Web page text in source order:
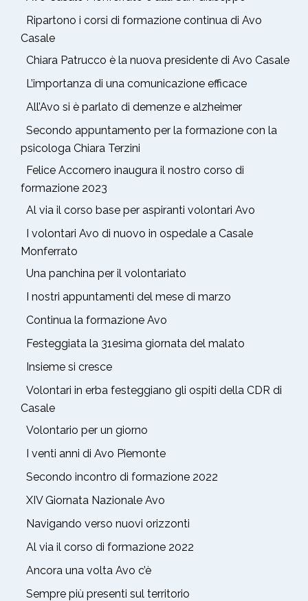
Ripartono i corsi di formazione continua di Avo
Casale
Chiara Patrucco è la nuova presidente di Avo Casale
L’importanza di una comunicazione efficace
All’Avo si è parlato di demenze e alzheimer
Secondo appuntamento per la formazione con la
psicologa Chiara Terzini
Felice Accornero inaugura il nostro corso di
formazione 2023
Al via il corso base per aspiranti volontari Avo
I volontari Avo di nuovo in ospedale a Casale
Monferrato
Una panchina per il volontariato
I nostri appuntamenti del mese di marzo
Continua la formazione Avo
Festeggiata la 31esima giornata del malato
Insieme si cresce
Volontari in erba festeggiano gli ospiti della CDR di
Casale
Volontario per un giorno
I venti anni di Avo Piemonte
Secondo incontro di formazione 2022
XIV Giornata Nazionale Avo
Navigando verso nuovi orizzonti
Al via il corso di formazione 2022
Ancora una volta Avo c’è
Sempre più presenti sul territorio